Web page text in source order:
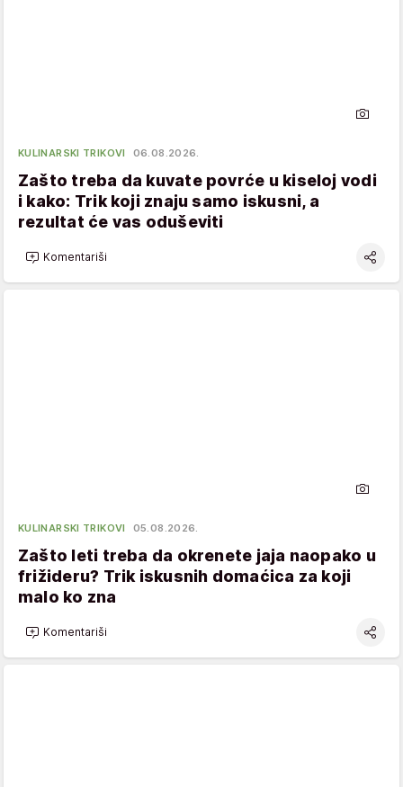
KULINARSKI TRIKOVI 06.08.2026.
Zašto treba da kuvate povrće u kiseloj vodi
i kako: Trik koji znaju samo iskusni, a
rezultat će vas oduševiti
Komentariši
KULINARSKI TRIKOVI 05.08.2026.
Zašto leti treba da okrenete jaja naopako u
frižideru? Trik iskusnih domaćica za koji
malo ko zna
Komentariši